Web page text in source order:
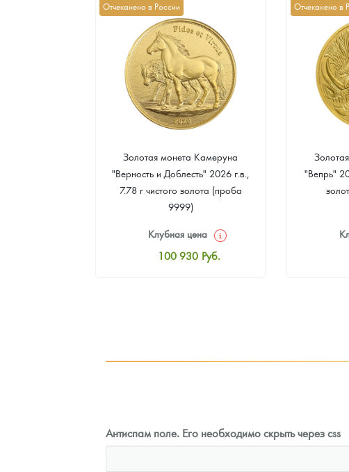
Отчеканено в России
Золотая монета Камеруна
"Верность и Доблесть" 2026 г.в.,
7.78 г чистого золота (проба
9999)
Клубная цена
100 930 Руб.
Отчеканено в
"Вепрь"
Антиспам поле. Его необходимо скрыть через css